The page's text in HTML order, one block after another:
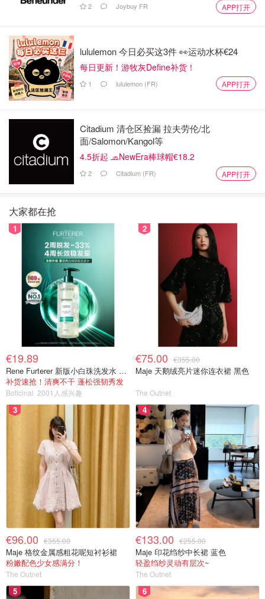
2 Joybuy FR APP打开
lululemon 今日必买这3件 👀运动水杯€24
每日更新！游牧灰Define补货！
1 lululemon (FR) APP打开
Citadium 清仓区捡漏 拉夫劳伦/北
面/Salomon/Kangol等
4.5折起 🧢NewEra棒球帽€18.2
2 Citadium (FR) APP打开
大家都在抢
1
€19.89
Rene Furterer 新版小白珠洗发水 500ml
补货速抢！清爽不干 蓬松强韧秀发
Boticinal 2001人感兴趣
2
€75.00 €355.00
Maje 天鹅绒亮片迷你连衣裙 黑色
The Outnet
3
€96.00 €355.00
Maje 格纹金属感粗花呢短衬衫裙
粉嫩配色少女感满分！
The Outnet
4
€133.00 €255.00
Maje 印花绉纱中长裙 蓝色
轻盈绉纱灵动有层次~
The Outnet
5 6